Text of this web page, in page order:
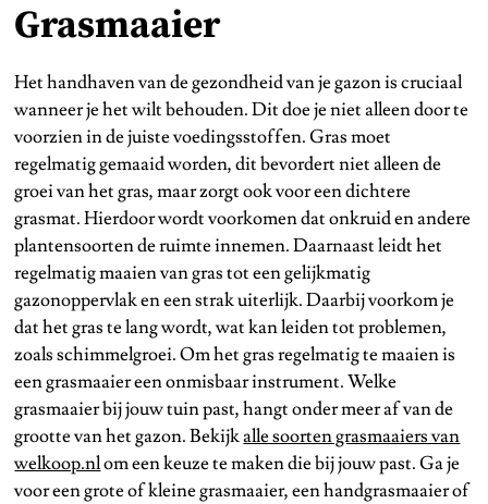
Grasmaaier
Het handhaven van de gezondheid van je gazon is cruciaal
wanneer je het wilt behouden. Dit doe je niet alleen door te
voorzien in de juiste voedingsstoffen. Gras moet
regelmatig gemaaid worden, dit bevordert niet alleen de
groei van het gras, maar zorgt ook voor een dichtere
grasmat. Hierdoor wordt voorkomen dat onkruid en andere
plantensoorten de ruimte innemen. Daarnaast leidt het
regelmatig maaien van gras tot een gelijkmatig
gazonoppervlak en een strak uiterlijk. Daarbij voorkom je
dat het gras te lang wordt, wat kan leiden tot problemen,
zoals schimmelgroei. Om het gras regelmatig te maaien is
een grasmaaier een onmisbaar instrument. Welke
grasmaaier bij jouw tuin past, hangt onder meer af van de
grootte van het gazon. Bekijkalle soorten grasmaaiers van
welkoop.nlom een keuze te maken die bij jouw past. Ga je
voor een grote of kleine grasmaaier, een handgrasmaaier of